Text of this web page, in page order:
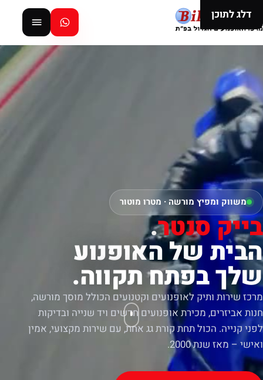
דלג לתוכן
משווק ומפיץ מורשה · מטרו מוטור
בייק סנטר.
הבית של האופנוע
שלך בפתח תקווה.
מרכז שירות ותיק לאופנועים וקטנועים הכולל מוסך מורשה,
חנות אביזרים, מכירת אופנועים חדשים ויד שנייה ובדיקות
לפני קנייה. הכול תחת קורת גג אחת, עם שירות מקצועי, אמין
ואישי – מאז שנת 2000.